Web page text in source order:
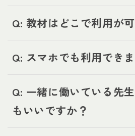
Q: 教材はどこで利用が
Q: スマホでも利用でき
Q: 一緒に働いている先
もいいですか？